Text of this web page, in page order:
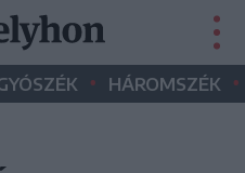
• HÁROMSZÉK •